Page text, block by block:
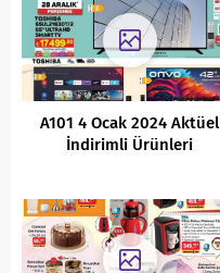
A101 4 Ocak 2024 Aktüel
İndirimli Ürünleri